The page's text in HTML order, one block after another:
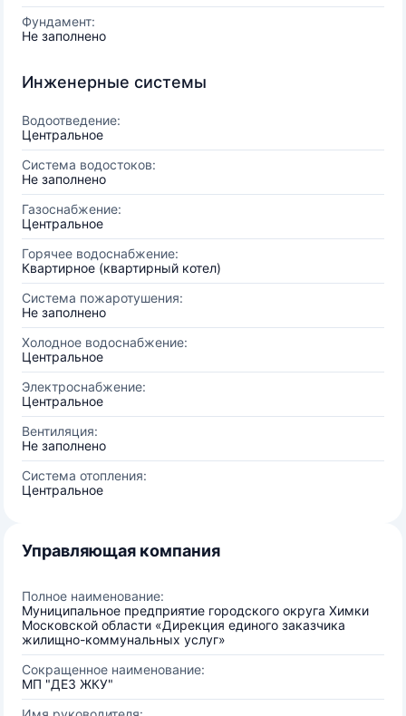
Фундамент:
Не заполнено
Инженерные системы
Водоотведение:
Центральное
Система водостоков:
Не заполнено
Газоснабжение:
Центральное
Горячее водоснабжение:
Квартирное (квартирный котел)
Система пожаротушения:
Не заполнено
Холодное водоснабжение:
Центральное
Электроснабжение:
Центральное
Вентиляция:
Не заполнено
Система отопления:
Центральное
Управляющая компания
Полное наименование:
Муниципальное предприятие городского округа Химки
Московской области «Дирекция единого заказчика
жилищно-коммунальных услуг»
Сокращенное наименование:
МП "ДЕЗ ЖКУ"